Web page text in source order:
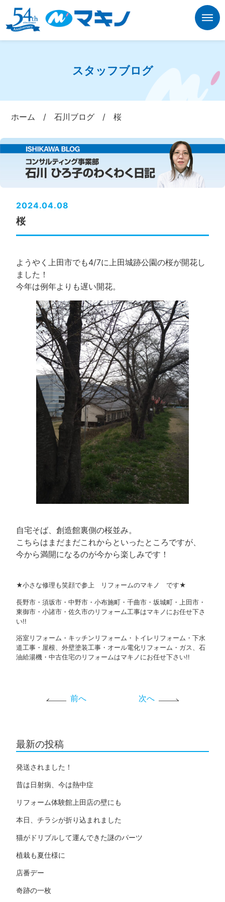
スタッフブログ
ホーム /石川ブログ /桜
2024.04.08
桜
ようやく上田市でも4/7に上田城跡公園の桜が開花し
ました！
今年は例年よりも遅い開花。
自宅そば、創造館裏側の桜並み。
こちらはまだまだこれからといったところですが、
今から満開になるのが今から楽しみです！
★小さな修理も笑顔で参上 リフォームのマキノ です★
長野市・須坂市・中野市・小布施町・千曲市・坂城町・上田市・
東御市・小諸市・佐久市のリフォーム工事はマキノにお任せ下さ
い!!
浴室リフォーム・キッチンリフォーム・トイレリフォーム・下水
道工事・屋根、外壁塗装工事・オール電化リフォーム・ガス、石
油給湯機・中古住宅のリフォームはマキノにお任せ下さい!!
前へ 次へ
最新の投稿
発送されました！
昔は日射病、今は熱中症
リフォーム体験館上田店の壁にも
本日、チラシが折り込まれました
猫がドリブルして運んできた謎のパーツ
植栽も夏仕様に
店番デー
奇跡の一枚